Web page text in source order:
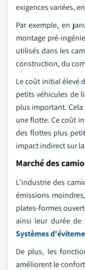
exigences variées,
Par exemple, en
montage pré-
utilisés dans les
construction, du
Le coût initial élevé
petits véhicules de
plus important.
une flotte. Ce coût
des flottes plus
impact indirect sur
Marché des
L'industrie des
émissions
plates-formes
ainsi leur durée de
Systèmes
De plus, les
améliorent le